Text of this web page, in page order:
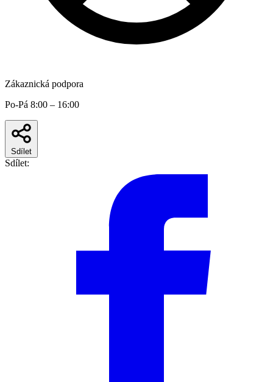
Zákaznická podpora
Po-Pá 8:00 – 16:00
Sdílet
Sdílet: